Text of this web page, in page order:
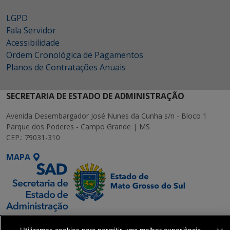
LGPD
Fala Servidor
Acessibilidade
Ordem Cronológica de Pagamentos
Planos de Contratações Anuais
SECRETARIA DE ESTADO DE ADMINISTRAÇÃO
Avenida Desembargador José Nunes da Cunha s/n - Bloco 1
Parque dos Poderes - Campo Grande | MS
CEP.: 79031-310
MAPA